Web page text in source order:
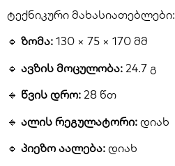
ტექნიკური მახასიათებლები:
🔹 ზომა: 130 × 75 × 170 მმ
🔹 ავზის მოცულობა: 24.7 გ
🔹 წვის დრო: 28 წთ
🔹 ალის რეგულატორი: დიახ
🔹 პიეზო აალება: დიახ